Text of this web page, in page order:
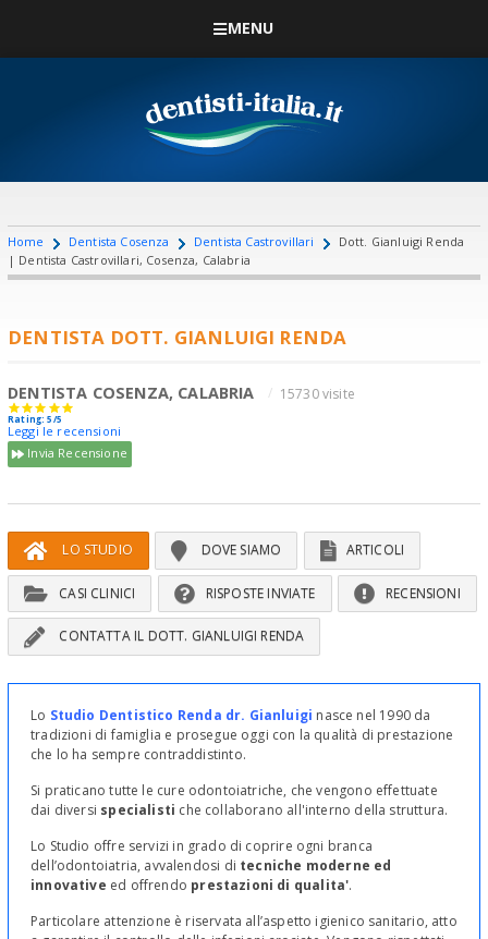
MENU
Home Dentista Cosenza Dentista Castrovillari
Dott. Gianluigi Renda
| Dentista Castrovillari, Cosenza, Calabria
DENTISTA DOTT. GIANLUIGI RENDA
DENTISTA COSENZA, CALABRIA 15730 visite
Rating: 5/5
Leggi le recensioni
Invia Recensione
LO STUDIO DOVE SIAMO ARTICOLI
CASI CLINICI RISPOSTE INVIATE RECENSIONI
CONTATTA IL DOTT. GIANLUIGI RENDA
Lo Studio Dentistico Renda dr. Gianluigi nasce nel 1990 da
tradizioni di famiglia e prosegue oggi con la qualità di prestazione
che lo ha sempre contraddistinto.
Si praticano tutte le cure odontoiatriche, che vengono effettuate
dai diversi specialisti che collaborano all'interno della struttura.
Lo Studio offre servizi in grado di coprire ogni branca
dell’odontoiatria, avvalendosi di tecniche moderne ed
innovative ed offrendo prestazioni di qualita'.
Particolare attenzione è riservata all’aspetto igienico sanitario, atto